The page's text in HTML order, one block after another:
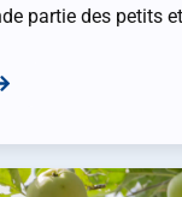
partie des petits